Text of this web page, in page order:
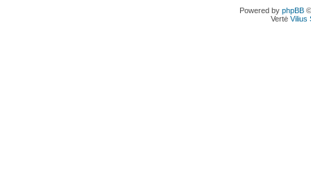
Powered by phpBB
Vertė Vilius